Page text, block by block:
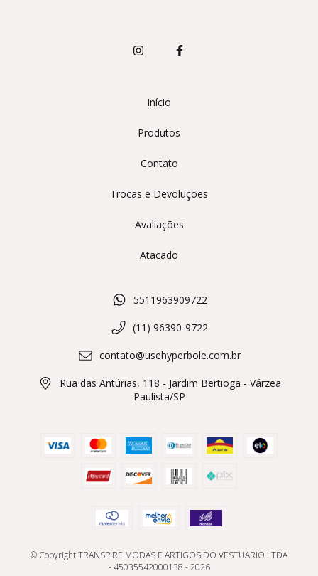
Início
Produtos
Contato
Trocas e Devoluções
Avaliações
Atacado
5511963909722
(11) 96390-9722
contato@usehyperbole.com.br
Rua das Antúrias, 118 - Jardim Bertioga - Várzea
Paulista/SP
© Copyright TRANSPIRE MODAS E ARTIGOS DO VESTUARIO LTDA
- 45035542000138 - 2026